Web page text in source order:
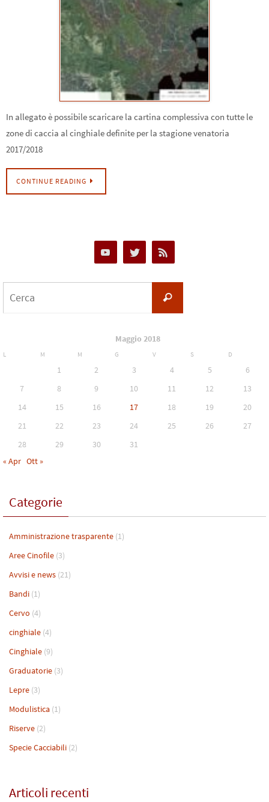
In allegato è possibile scaricare la cartina complessiva con tutte le
zone di caccia al cinghiale definite per la stagione venatoria
2017/2018
CONTINUE READING
Cerca
Maggio 2018
L M M G V S D
1 2 3 4 5
6
7
8 9 10 11 12
13
14
15 16 17 18 19
20
21
22 23 24 25 26
27
28
29 30
31
« Apr Ott »
Categorie
Amministrazione trasparente (1)
Aree Cinofile (3)
Avvisi e news (21)
Bandi (1)
Cervo (4)
cinghiale (4)
Cinghiale (9)
Graduatorie (3)
Lepre (3)
Modulistica (1)
Riserve (2)
Specie Cacciabili (2)
Articoli recenti